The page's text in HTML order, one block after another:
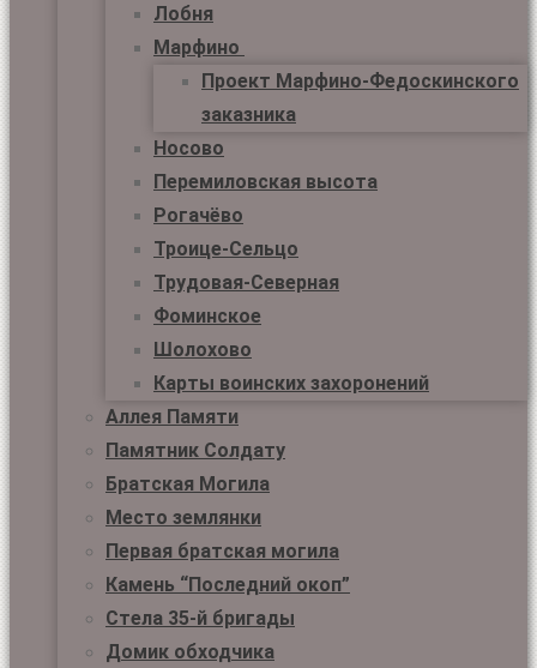
Лобня
Марфино
Проект Марфино-Федоскинского
заказника
Носово
Перемиловская высота
Рогачёво
Троице-Сельцо
Трудовая-Северная
Фоминское
Шолохово
Карты воинских захоронений
Аллея Памяти
Памятник Солдату
Братская Могила
Место землянки
Первая братская могила
Камень “Последний окоп”
Стела 35-й бригады
Домик обходчика